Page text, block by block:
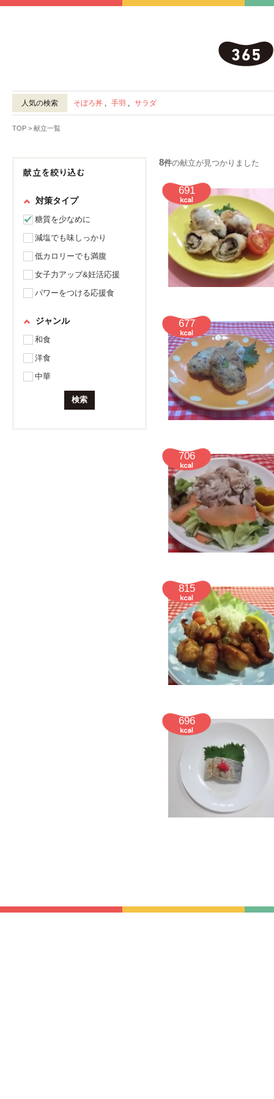
人気の検索 そぼろ丼 , 手羽 , サラダ
TOP > 献立一覧
8件の献立が見つかりました
691
677
706
815
696
対策タイプ
糖質を少なめに
減塩でも味しっかり
低カロリーでも満腹
女子力アップ&妊活応援
パワーをつける応援食
ジャンル
和食
洋食
中華